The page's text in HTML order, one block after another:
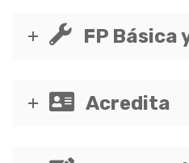
FP Básica
Acredita